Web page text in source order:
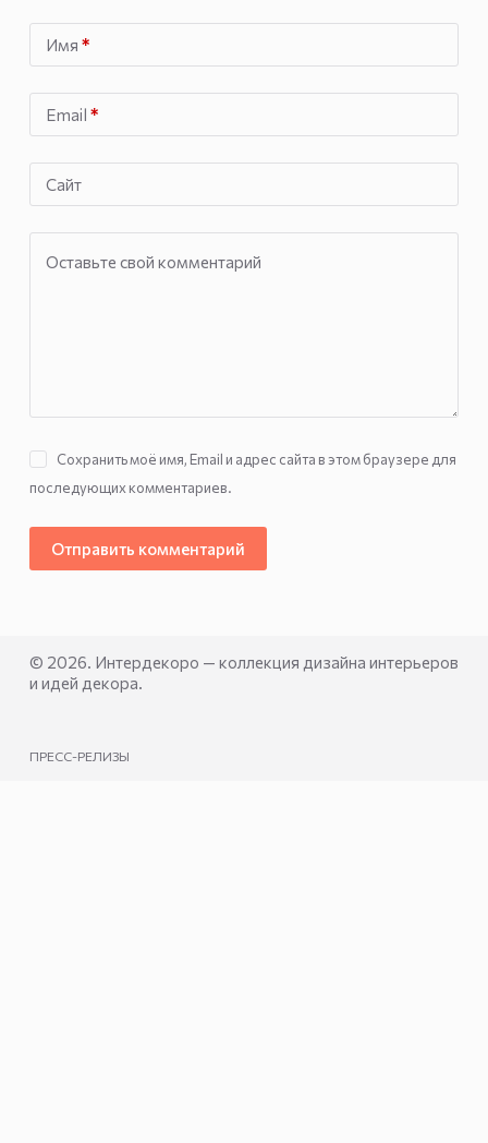
Имя *
Email *
Сайт
Оставьте свой комментарий
Сохранить моё имя, Email и адрес сайта в этом браузере для
последующих комментариев.
Отправить комментарий
© 2026. Интердекоро — коллекция дизайна интерьеров
и идей декора.
ПРЕСС-РЕЛИЗЫ